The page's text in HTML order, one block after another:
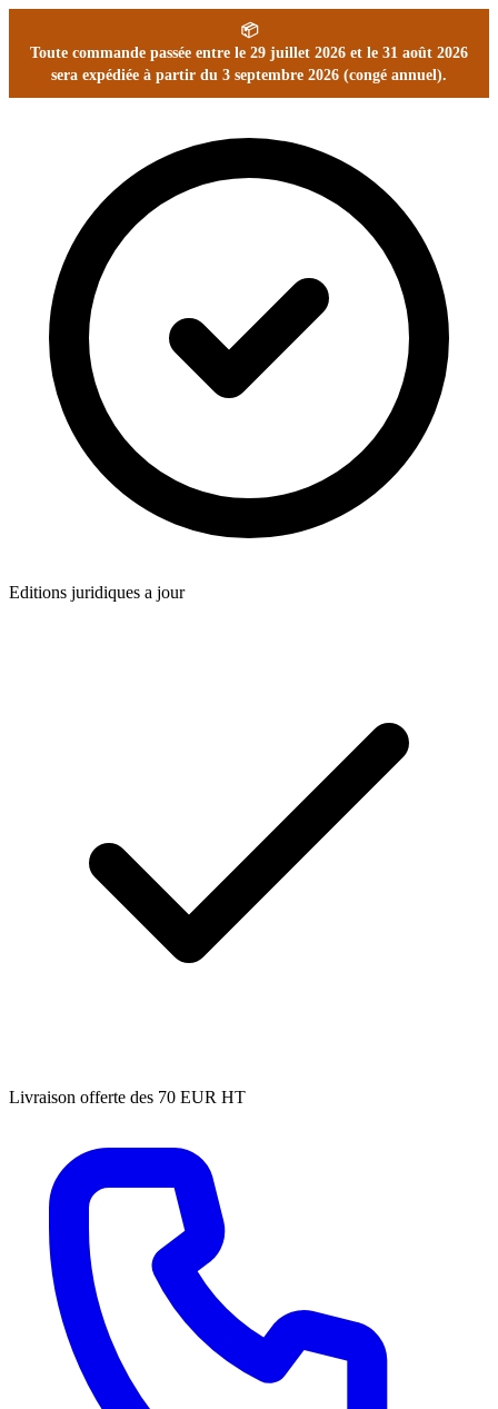
📦
Toute commande passée entre le 29 juillet 2026 et le 31 août 2026
sera expédiée à partir du 3 septembre 2026 (congé annuel).
Editions juridiques a jour
Livraison offerte des 70 EUR HT